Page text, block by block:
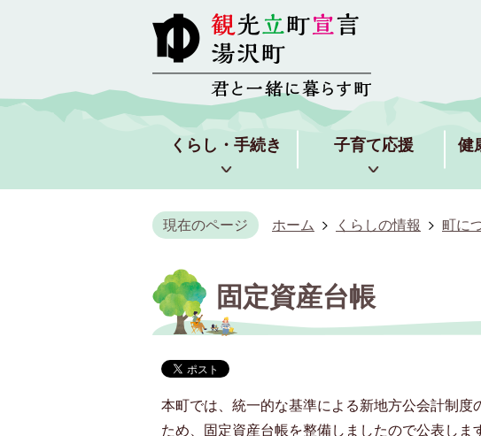
くらし・手続き 子育て応援 健
現在のページ ホーム くらしの情報 町に
固定資産台帳
本町では、統一的な基準による新地方公会計制
ため、固定資産台帳を整備しましたので公表しま